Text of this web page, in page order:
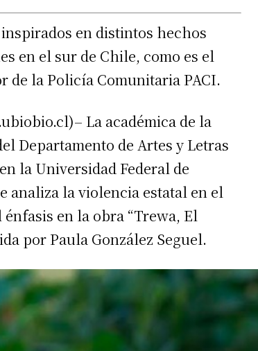
inspirados en distintos hechos
en el sur de Chile, como es el
de la Policía Comunitaria PACI.
La académica de la
Departamento de Artes y Letras
la Universidad Federal de
analiza la violencia estatal en el
en la obra “Trewa, El
por Paula González Seguel.